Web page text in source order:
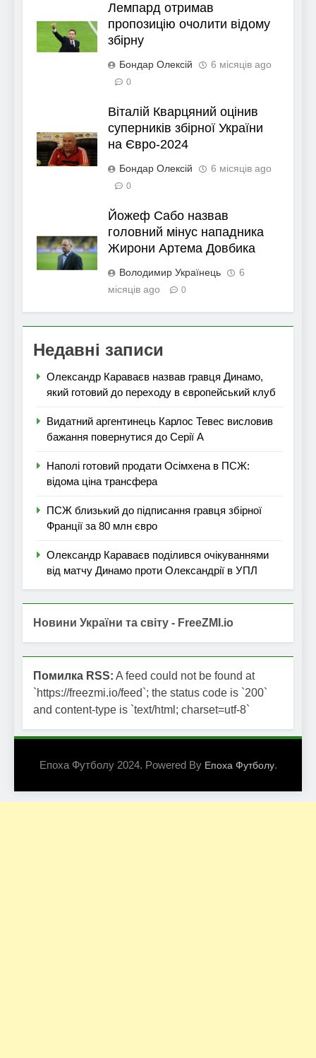
Лемпард отримав
пропозицію очолити відому
збірну
Бондар Олексій 6 місяців ago
0
Віталій Кварцяний оцінив
суперників збірної України
на Євро-2024
Бондар Олексій 6 місяців ago
0
Йожеф Сабо назвав
головний мінус нападника
Жирони Артема Довбика
Володимир Українець
6
місяців ago
0
Недавні записи
Олександр Караваєв назвав гравця Динамо,
який готовий до переходу в європейський клуб
Видатний аргентинець Карлос Тевес висловив
бажання повернутися до Серії А
Наполі готовий продати Осімхена в ПСЖ:
відома ціна трансфера
ПСЖ близький до підписання гравця збірної
Франції за 80 млн євро
Олександр Караваєв поділився очікуваннями
від матчу Динамо проти Олександрії в УПЛ
Новини України та світу - FreeZMI.io
Помилка RSS: A feed could not be found at
`https://freezmi.io/feed`; the status code is `200`
and content-type is `text/html; charset=utf-8`
Епоха Футболу 2024. Powered By Епоха Футболу.